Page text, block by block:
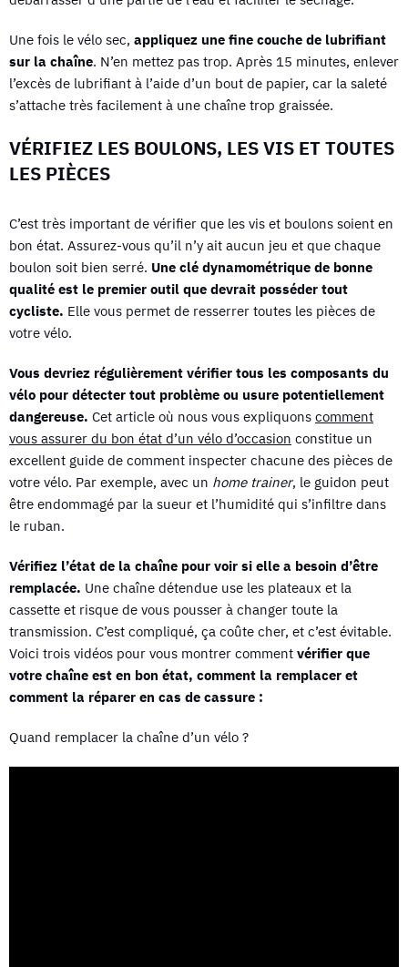
Une fois le vélo sec, appliquez une fine couche de lubrifiant
sur la chaîne. N’en mettez pas trop. Après 15 minutes, enlever
l’excès de lubrifiant à l’aide d’un bout de papier, car la saleté
s’attache très facilement à une chaîne trop graissée.
VÉRIFIEZ LES BOULONS, LES VIS ET TOUTES
LES PIÈCES
C’est très important de vérifier que les vis et boulons soient en
bon état. Assurez-vous qu’il n’y ait aucun jeu et que chaque
boulon soit bien serré. Une clé dynamométrique de bonne
qualité est le premier outil que devrait posséder tout
cycliste. Elle vous permet de resserrer toutes les pièces de
votre vélo.
Vous devriez régulièrement vérifier tous les composants du
vélo pour détecter tout problème ou usure potentiellement
dangereuse. Cet article où nous vous expliquons comment
vous assurer du bon état d’un vélo d’occasion constitue un
excellent guide de comment inspecter chacune des pièces de
votre vélo. Par exemple, avec un home trainer, le guidon peut
être endommagé par la sueur et l’humidité qui s’infiltre dans
le ruban.
Vérifiez l’état de la chaîne pour voir si elle a besoin d’être
remplacée. Une chaîne détendue use les plateaux et la
cassette et risque de vous pousser à changer toute la
transmission. C’est compliqué, ça coûte cher, et c’est évitable.
Voici trois vidéos pour vous montrer comment vérifier que
votre chaîne est en bon état, comment la remplacer et
comment la réparer en cas de cassure :
Quand remplacer la chaîne d’un vélo ?